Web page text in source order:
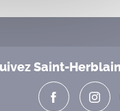
Saint-Herblain